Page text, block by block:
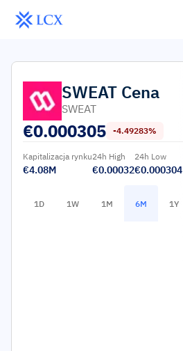
SWEAT Cena
SWEAT
€0.000305 -4.49283%
Kapitalizacja rynku
€4.08M
24h High
€0.00032
24h Low
€0.000304
1D 1W 1M 6M 1Y